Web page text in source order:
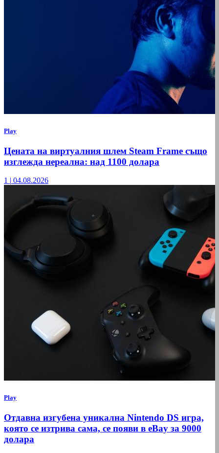
Play
Цената на виртуалния шлем Steam Frame също
изглежда нереална: над 1100 долара
1 04.08.2026
Play
Отдавна изгубена уникална Nintendo DS игра,
която се изтрива сама, се появи в eBay за 9000
долара